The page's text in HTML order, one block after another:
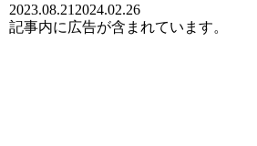
2023.08.21 2024.02.26
記事内に広告が含まれています。